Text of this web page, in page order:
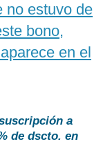
no estuvo de
bono,
en el
a
de dscto. en